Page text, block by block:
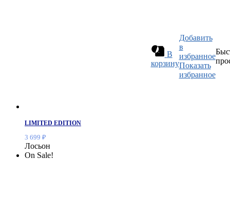
В
корзину
Добавить
в
избранное
Показать
избранное
LIMITED EDITION
3 699 ₽
Лосьон
On Sale!